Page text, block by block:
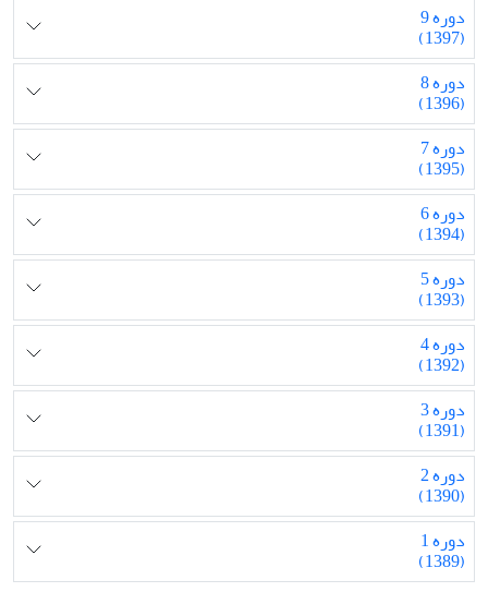
دوره 9
(1397)
دوره 8
(1396)
دوره 7
(1395)
دوره 6
(1394)
دوره 5
(1393)
دوره 4
(1392)
دوره 3
(1391)
دوره 2
(1390)
دوره 1
(1389)